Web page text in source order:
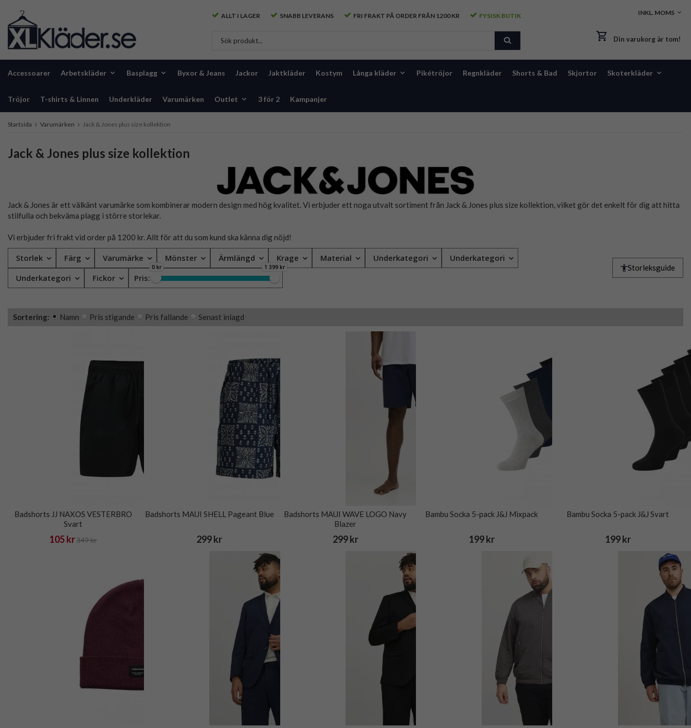
ALLT I LAGER SNABB LEVERANS FRI FRAKT PÅ ORDER FRÅN 1200 KR FYSISK BUTIK
Din varukorg är tom!
Accessoarer Arbetskläder Basplagg Byxor & Jeans Jackor Jaktkläder Kostym Långa kläder Pikétröjor Regnkläder Shorts & Bad Skjortor Skoterkläder
Tröjor T-shirts & Linnen Underkläder Varumärken Outlet 3 för 2 Kampanjer
Startsida Varumärken Jack & Jones plus size kollektion
Jack & Jones plus size kollektion
Jack & Jones är ett välkänt varumärke som kombinerar modern design med hög kvalitet. Vi erbjuder ett noga utvalt sortiment från Jack & Jones plus size kollektion, vilket gör det enkelt för dig att hitta
stilfulla och bekväma plagg i större storlekar.
Vi erbjuder fri frakt vid order på 1200 kr. Allt för att du som kund ska känna dig nöjd!
Storlek Färg Varumärke Mönster Ärmlängd Krage Material Underkategori
Underkategori
Underkategori
Fickor Pris:
0 kr 1 399 kr Storleksguide
Sortering: Namn Pris stigande Pris fallande Senast inlagd
Badshorts JJ NAXOS VESTERBRO
Svart
105 kr349 kr
Badshorts MAUI SHELL Pageant Blue
299 kr
Badshorts MAUI WAVE LOGO Navy
Blazer
299 kr
Bambu Socka 5-pack J&J Mixpack
199 kr
Bambu Socka 5-pack J&J Svart
199 kr